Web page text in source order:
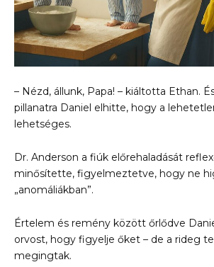
– Nézd, állunk, Papa! – kiáltotta Ethan.
pillanatra Daniel elhitte, hogy a
lehetséges.
Dr. Anderson a fiúk előrehaladását
minősítette, figyelmeztetve, hogy ne
„anomáliákban”.
Értelem és remény között őrlődve
orvost, hogy figyelje őket – de a rideg
megingtak.